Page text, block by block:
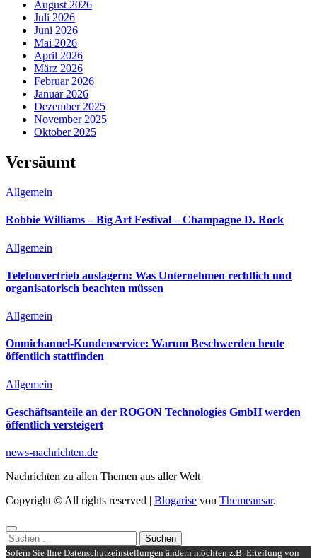
August 2026
Juli 2026
Juni 2026
Mai 2026
April 2026
März 2026
Februar 2026
Januar 2026
Dezember 2025
November 2025
Oktober 2025
Versäumt
Allgemein
Robbie Williams – Big Art Festival – Champagne D. Rock
Allgemein
Telefonvertrieb auslagern: Was Unternehmen rechtlich und
organisatorisch beachten müssen
Allgemein
Omnichannel-Kundenservice: Warum Beschwerden heute
öffentlich stattfinden
Allgemein
Geschäftsanteile an der ROGON Technologies GmbH werden
öffentlich versteigert
news-nachrichten.de
Nachrichten zu allen Themen aus aller Welt
Copyright © All rights reserved | Blogarise von Themeansar.
Suchen
nach:
Sofern Sie Ihre Datenschutzeinstellungen ändern möchten z.B. Erteilung von